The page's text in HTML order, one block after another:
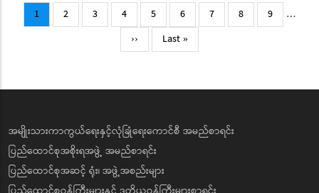
Pagination
Current
page
1 Page
2 Page
3 Page
4 Page
5 Page
6 Page
7 Page
8 Page
9
…
Next
page
››
Last
page
Last »
အမျိုးသားကာကွယ်ရေးနှင့်လုံခြုံရေးကောင်စီ အမည်စာရင်း
ပြည်ထောင်စုအစိုးရအဖွဲ့ အမည်စာရင်း
ပြည်ထောင်စုအဆင့် ရုံး၊ အဖွဲ့အစည်းများ